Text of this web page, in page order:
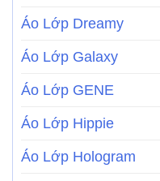
Áo Lớp Dreamy
Áo Lớp Galaxy
Áo Lớp GENE
Áo Lớp Hippie
Áo Lớp Hologram